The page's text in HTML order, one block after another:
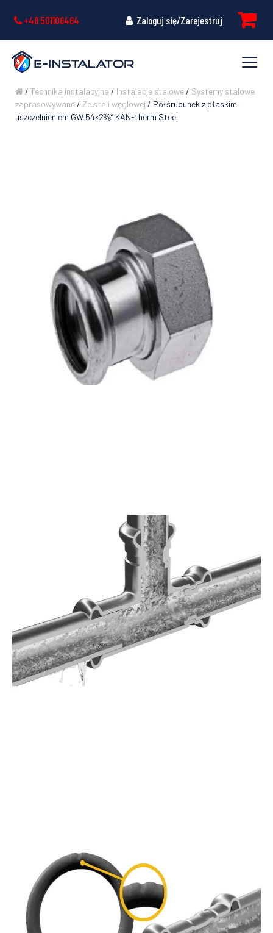
+48 501106464 Zaloguj się/Zarejestruj
/ Technika instalacyjna / Instalacje stalowe/ Systemy stalowe
zaprasowywane/ Ze stali węglowej / Półśrubunek z płaskim
uszczelnieniem GW 54×2⅜” KAN-therm Steel